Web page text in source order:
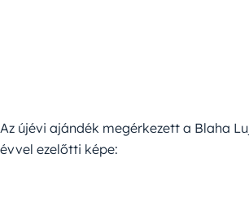
Az újévi ajándék megérkezett a Blaha
évvel ezelőtti képe: